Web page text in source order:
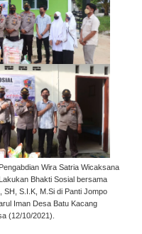
Wira Satria Wicaksana
Bhakti Sosial bersama
SH, S.I.K, M.Si di Panti Jompo
Iman Desa Batu Kacang
(12/10/2021).